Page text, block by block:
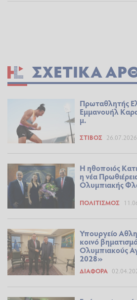
ΣΧΕΤΙΚΆ
Πρωταθλητής
Εμμανουήλ
μ.
ΣΤΊΒΟΣ
H ηθοποιός
η νέα
Ολυμπιακής
ΠΟΛΙΤΙΣΜΌΣ
Υπουργείο
κοινό
Ολυμπιακούς
2028»
ΔΙΆΦΟΡΑ